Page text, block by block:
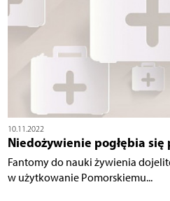
10.11.2022
Niedożywienie pogłębia
Fantomy do nauki żywienia
w użytkowanie Pomorskiemu...